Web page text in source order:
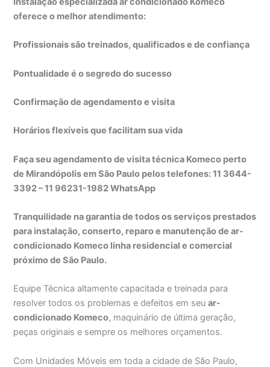
oferece o melhor atendimento:
Profissionais são treinados, qualificados e de confiança
Pontualidade é o segredo do sucesso
Confirmação de agendamento e visita
Horários flexíveis que facilitam sua vida
Faça seu agendamento de visita técnica Komeco perto
de Mirandópolis em São Paulo pelos telefones: 11 3644-
3392 – 11 96231-1982 WhatsApp
Tranquilidade na garantia de todos os serviços prestados
para instalação, conserto, reparo e manutenção de ar-
condicionado Komeco linha residencial e comercial
próximo de São Paulo.
Equipe Técnica altamente capacitada e treinada para
resolver todos os problemas e defeitos em seuar-
condicionado Komeco, maquinário de última geração,
peças originais e sempre os melhores orçamentos.
Com Unidades Móveis em toda a cidade de São Paulo,